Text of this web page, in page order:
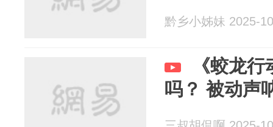
黔乡小姊妹 2025-
《蛟龙
吗？ 被动声